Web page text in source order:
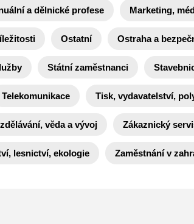
a dělnické profese Marketing,
Ostatní Ostraha a
Státní zaměstnanci
Telekomunikace Tisk, vydavatelství,
věda a vývoj Zákaznický
lesnictví, ekologie Zaměstnání v